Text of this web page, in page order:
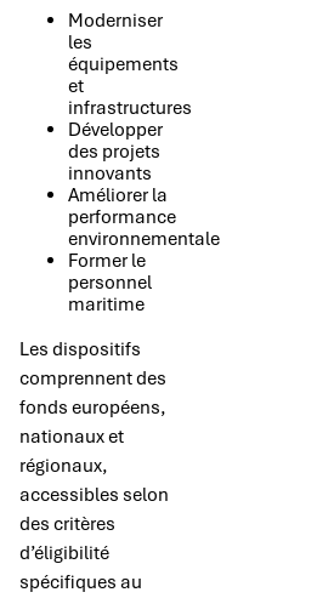
Moderniser
les
équipements
et
infrastructures
Développer
des projets
innovants
Améliorer la
performance
environnementale
Former le
personnel
maritime
Les dispositifs
comprennent des
fonds européens,
nationaux et
régionaux,
accessibles selon
des critères
d’éligibilité
spécifiques au